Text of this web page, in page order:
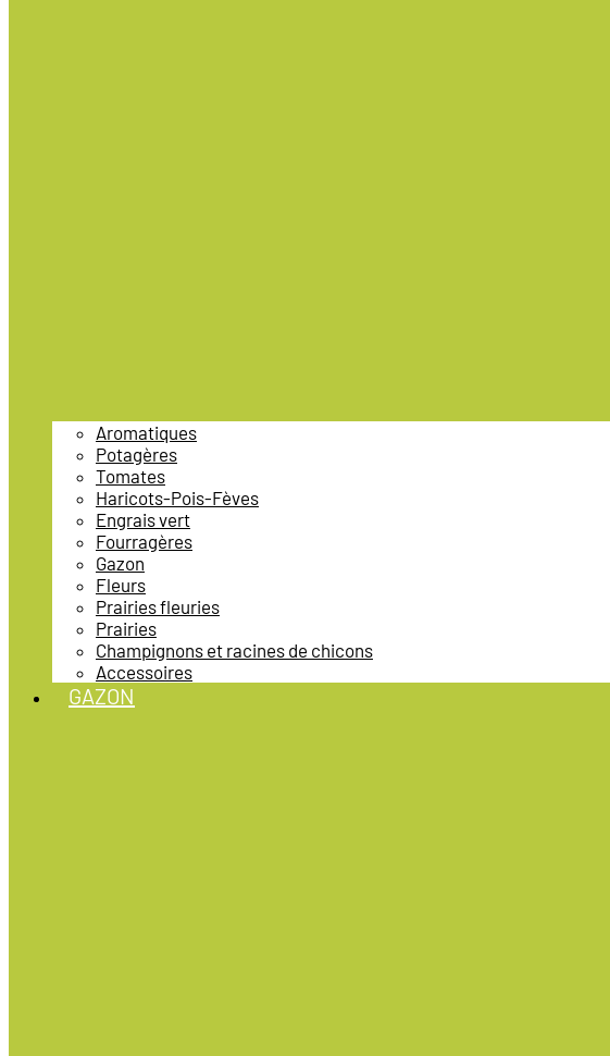
Aromatiques
Potagères
Tomates
Haricots-Pois-Fèves
Engrais vert
Fourragères
Gazon
Fleurs
Prairies fleuries
Prairies
Champignons et racines de chicons
Accessoires
GAZON